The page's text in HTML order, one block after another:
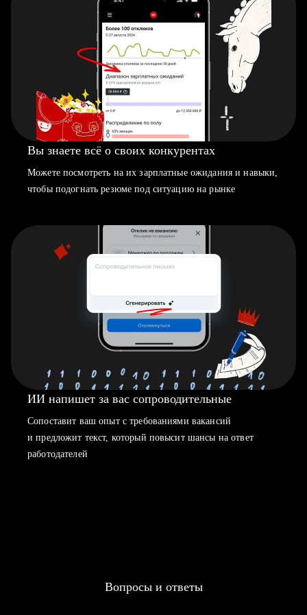
Вы знаете всё о своих конкурентах
Можете посмотреть на их зарплатные ожидания и навыки,
чтобы подогнать резюме под ситуацию на рынке
ИИ напишет за вас сопроводительные
Сопоставит ваш опыт с требованиями вакансий
и предложит текст, который повысит шансы на ответ
работодателей
Вопросы и ответы